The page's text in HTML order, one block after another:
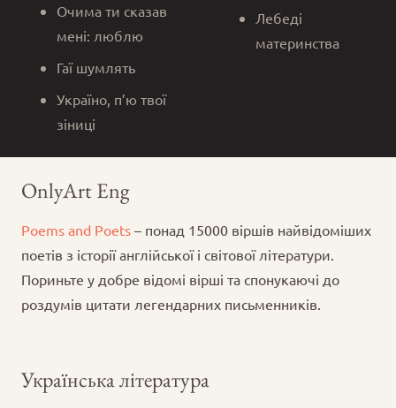
Очима ти сказав
мені: люблю
Гаї шумлять
Україно, п’ю твої
зіниці
Лебеді
материнства
OnlyArt Eng
Poems and Poets – понад 15000 віршів найвідоміших
поетів з історії англійської і світової літератури.
Пориньте у добре відомі вірші та спонукаючі до
роздумів цитати легендарних письменників.
Українська література